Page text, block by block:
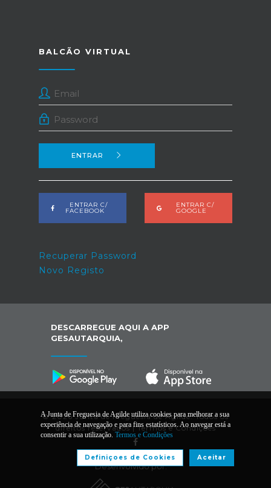
BALCÃO VIRTUAL
ENTRAR
ENTRAR C/
FACEBOOK
ENTRAR C/
GOOGLE
Recuperar Password
Novo Registo
DESCARREGUE AQUI A APP
GESAUTARQUIA,
© 2026 Junta de Freguesia de Agilde. Todos os
direitos reservados |Termos e Condições
Desenvolvido por:
A Junta de Freguesia de Agilde utiliza cookies para melhorar a sua
experiência de navegação e para fins estatísticos. Ao navegar está a
consentir a sua utilização. Termos e Condições
Aceitar
Definiçoes de Cookies